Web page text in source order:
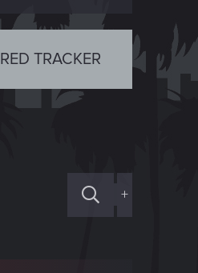
RED TRACKER
+